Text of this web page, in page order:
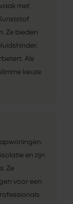
met
Ze bieden
Als
keuze
en zijn
Ze
voor een